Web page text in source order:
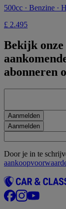
500cc · Benzine ·
£ 2.495
Bekijk onze
abonneren
Aanmelden
Aanmelden
Door je in te